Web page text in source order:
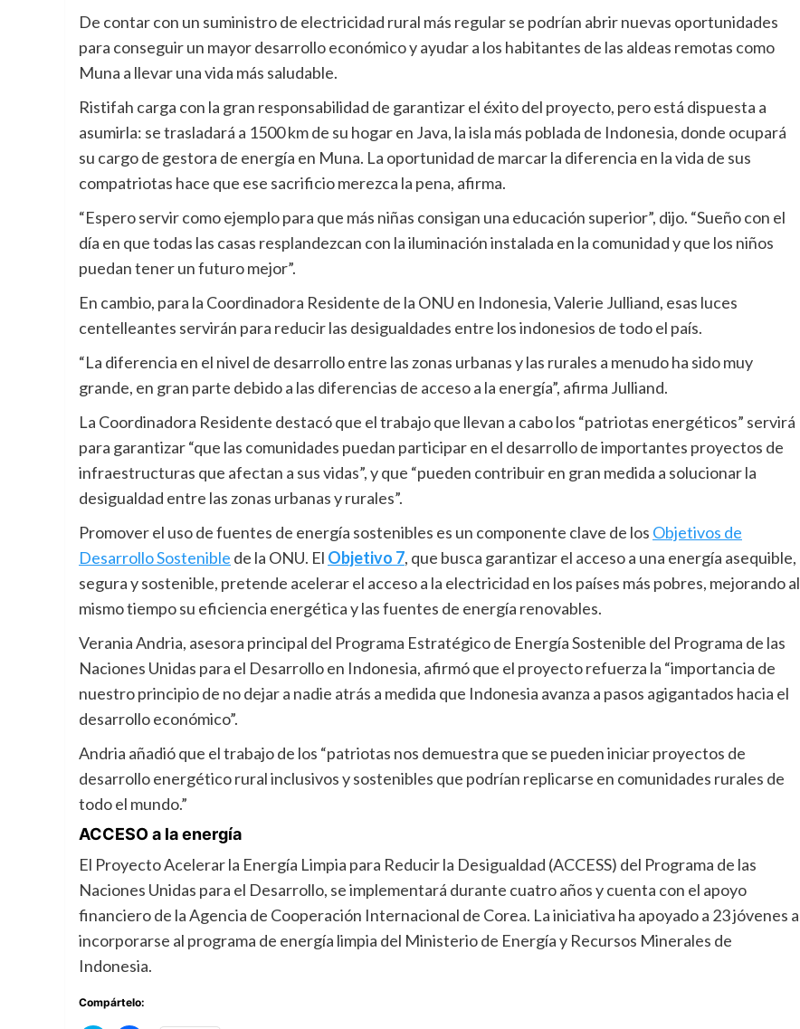
De contar con un suministro de electricidad rural más regular se podrían abrir nuevas oportunidades
para conseguir un mayor desarrollo económico y ayudar a los habitantes de las aldeas remotas como
Muna a llevar una vida más saludable.
Ristifah carga con la gran responsabilidad de garantizar el éxito del proyecto, pero está dispuesta a
asumirla: se trasladará a 1500 km de su hogar en Java, la isla más poblada de Indonesia, donde ocupará
su cargo de gestora de energía en Muna. La oportunidad de marcar la diferencia en la vida de sus
compatriotas hace que ese sacrificio merezca la pena, afirma.
“Espero servir como ejemplo para que más niñas consigan una educación superior”, dijo. “Sueño con el
día en que todas las casas resplandezcan con la iluminación instalada en la comunidad y que los niños
puedan tener un futuro mejor”.
En cambio, para la Coordinadora Residente de la ONU en Indonesia, Valerie Julliand, esas luces
centelleantes servirán para reducir las desigualdades entre los indonesios de todo el país.
“La diferencia en el nivel de desarrollo entre las zonas urbanas y las rurales a menudo ha sido muy
grande, en gran parte debido a las diferencias de acceso a la energía”, afirma Julliand.
La Coordinadora Residente destacó que el trabajo que llevan a cabo los “patriotas energéticos” servirá
para garantizar “que las comunidades puedan participar en el desarrollo de importantes proyectos de
infraestructuras que afectan a sus vidas”, y que “pueden contribuir en gran medida a solucionar la
desigualdad entre las zonas urbanas y rurales”.
Promover el uso de fuentes de energía sostenibles es un componente clave de los Objetivos de
Desarrollo Sostenible de la ONU. El Objetivo 7, que busca garantizar el acceso a una energía asequible,
segura y sostenible, pretende acelerar el acceso a la electricidad en los países más pobres, mejorando al
mismo tiempo su eficiencia energética y las fuentes de energía renovables.
Verania Andria, asesora principal del Programa Estratégico de Energía Sostenible del Programa de las
Naciones Unidas para el Desarrollo en Indonesia, afirmó que el proyecto refuerza la “importancia de
nuestro principio de no dejar a nadie atrás a medida que Indonesia avanza a pasos agigantados hacia el
desarrollo económico”.
Andria añadió que el trabajo de los “patriotas nos demuestra que se pueden iniciar proyectos de
desarrollo energético rural inclusivos y sostenibles que podrían replicarse en comunidades rurales de
todo el mundo.”
ACCESO a la energía
El Proyecto Acelerar la Energía Limpia para Reducir la Desigualdad (ACCESS) del Programa de las
Naciones Unidas para el Desarrollo, se implementará durante cuatro años y cuenta con el apoyo
financiero de la Agencia de Cooperación Internacional de Corea. La iniciativa ha apoyado a 23 jóvenes a
incorporarse al programa de energía limpia del Ministerio de Energía y Recursos Minerales de
Indonesia.
Compártelo: